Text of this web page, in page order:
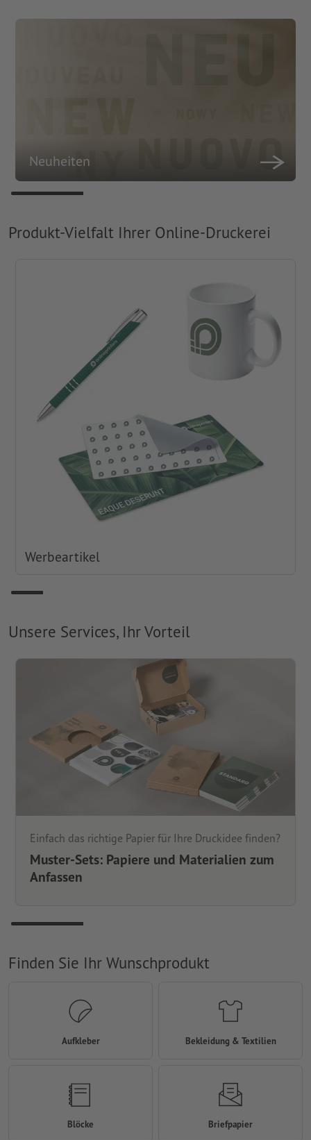
Neuheiten
Produkt-Vielfalt Ihrer Online-Druckerei
Werbeartikel
Unsere Services, Ihr Vorteil
Einfach das richtige Papier für Ihre Druckidee finden?
Muster-Sets: Papiere und Materialien zum
Anfassen
Finden Sie Ihr Wunschprodukt
Aufkleber Bekleidung & Textilien
Blöcke Briefpapier